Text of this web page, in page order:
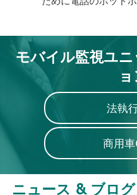
モバイル監視ユ
法執
商用
ニュース & ブログ